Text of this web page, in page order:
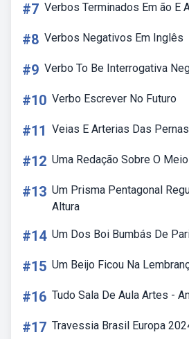
#7 Verbos Terminados Em ão E
#8 Verbos Negativos Em Inglês
#9 Verbo To Be Interrogativa
#10 Verbo Escrever No Futuro
#11 Veias E Arterias Das Pernas
#12 Uma Redação Sobre O
#13 Um Prisma Pentagonal
Altura
#14 Um Dos Boi Bumbás De
#15 Um Beijo Ficou Na
#16 Tudo Sala De Aula Artes -
#17 Travessia Brasil Europa